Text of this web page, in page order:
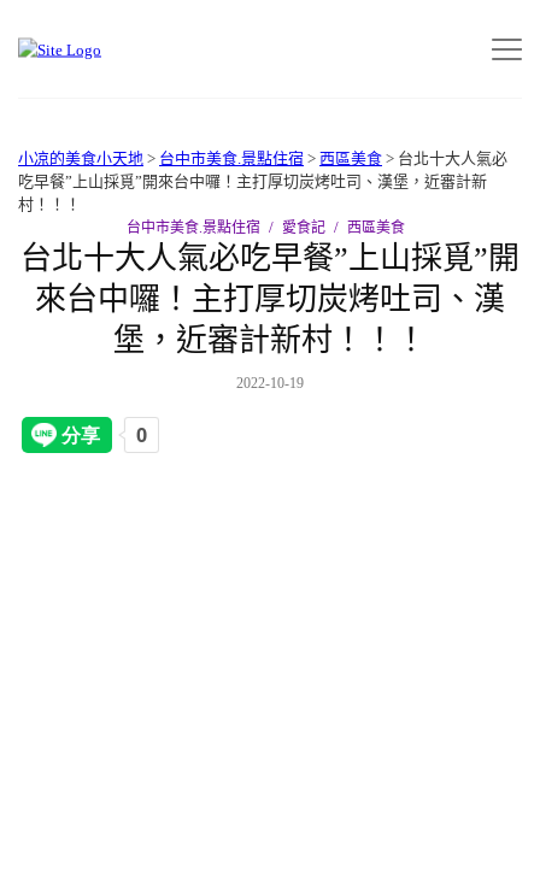
小凉的美食小天地 > 台中市美食.景點住宿 > 西區美食 > 台北十大人氣必
吃早餐”上山採覓”開來台中囉！主打厚切炭烤吐司、漢堡，近審計新
村！！！
台中市美食.景點住宿 愛食記 西區美食
台北十大人氣必吃早餐”上山採覓”開
來台中囉！主打厚切炭烤吐司、漢
堡，近審計新村！！！
2022-10-19